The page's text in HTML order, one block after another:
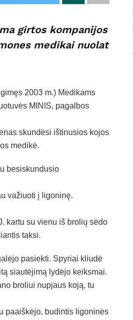
girtos kompanijos
medikai nuolat
2003 m.) Medikams
MINIS, pagalbos
skundėsi ištinusios kojos
medikė.
besiskundusio
važiuoti į ligoninę.
kartu su vienu iš brolių sėdo
taksi.
pasiekti. Spyriai kliudė
siautėjimą lydėjo keiksmai.
broliui nupjaus koją, tu
paaiškėjo, budintis ligoninės